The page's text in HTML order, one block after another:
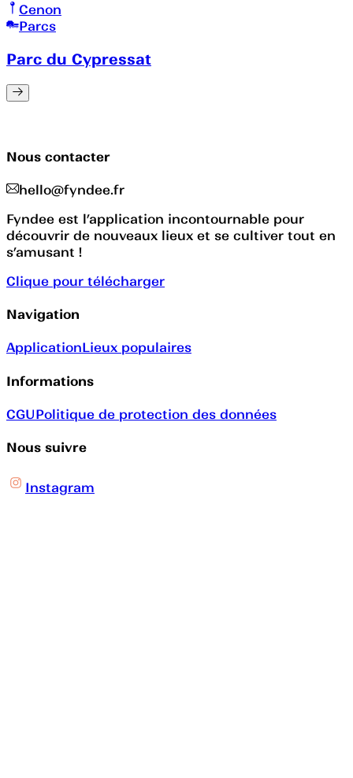
Cenon
Parcs
Parc du Cypressat
Nous contacter
hello@fyndee.fr
Fyndee est l’application incontournable pour
découvrir de nouveaux lieux et se cultiver tout en
s’amusant !
Clique pour télécharger
Navigation
ApplicationLieux populaires
Informations
CGUPolitique de protection des données
Nous suivre
Instagram